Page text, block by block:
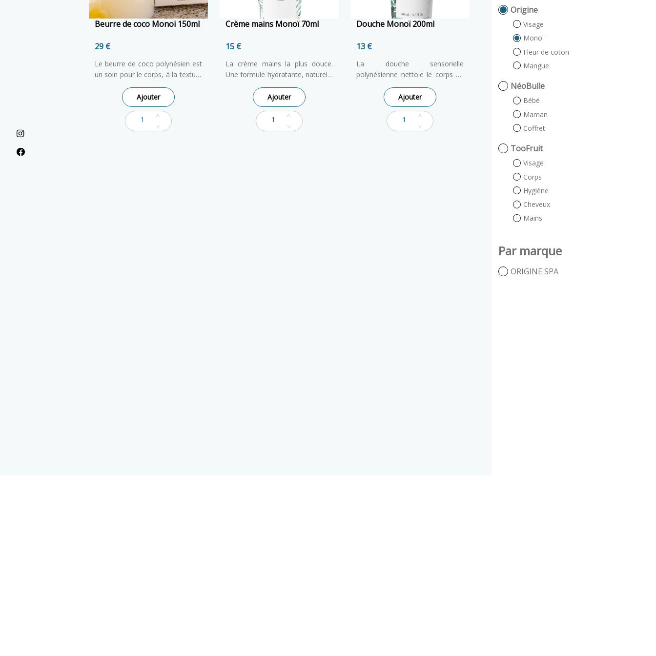
Beurre de coco Monoï 150ml
29 €
Le beurre de coco polynésien est
un soin pour le corps, à la texture
ferme dans son état brut, qui se
transforme en une huile fluide au
contact de la peau. Sa fragrance
exotique de Monoï vous invite à
un voyage des sens. L’Huile de
Ajouter
Crème mains Monoï 70ml
15 €
La crème mains la plus douce.
Une formule hydratante, naturelle
et non grasse, présentée dans un
tube de 70 mlAjouter
Douche Monoï 200ml
13 €
La douche sensorielle
polynésienne nettoie le corps en
douceur et parfume la peau à la
fragrance enivrante de Monoï.
Ajouter
Origine
Visage
Monoï
Fleur de coton
Mangue
NéoBulle
Bébé
Maman
Coffret
TooFruit
Visage
Corps
Hygiène
Cheveux
Mains
Par marque
ORIGINE SPA